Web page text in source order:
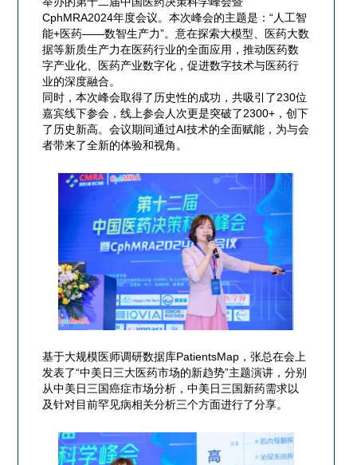
CphMRA2024年度会议。本次峰会的主题是：“人工智
能+医药——数智生产力”。意在探索大模型、医药大数
据等新质生产力在医药行业的全面应用，推动医药数
字产业化、医药产业数字化，促进数字技术与医药行
业的深度融合。
同时，本次峰会取得了历史性的成功，共吸引了230位
嘉宾线下参会，线上参会人次更是突破了2300+，创下
了历史新高。会议期间通过AI技术的全面赋能，为与会
者带来了全新的体验和视角。
基于大规模医师调研数据库PatientsMap，张总在会上
发表了“中美日三大医药市场的新趋势”主题演讲，分别
从中美日三国癌症市场分析，中美日三国新药需求以
及针对目前罕见病相关分析三个方面进行了分享。